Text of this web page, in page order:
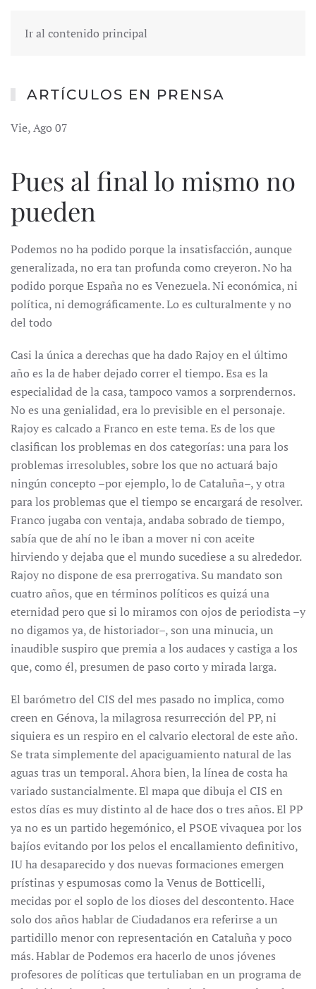
Ir al contenido principal
ARTÍCULOS EN PRENSA
Vie, Ago 07
Pues al final lo mismo no
pueden
Podemos no ha podido porque la insatisfacción, aunque
generalizada, no era tan profunda como creyeron. No ha
podido porque España no es Venezuela. Ni económica, ni
política, ni demográficamente. Lo es culturalmente y no
del todo
Casi la única a derechas que ha dado Rajoy en el último
año es la de haber dejado correr el tiempo. Esa es la
especialidad de la casa, tampoco vamos a sorprendernos.
No es una genialidad, era lo previsible en el personaje.
Rajoy es calcado a Franco en este tema. Es de los que
clasifican los problemas en dos categorías: una para los
problemas irresolubles, sobre los que no actuará bajo
ningún concepto –por ejemplo, lo de Cataluña–, y otra
para los problemas que el tiempo se encargará de resolver.
Franco jugaba con ventaja, andaba sobrado de tiempo,
sabía que de ahí no le iban a mover ni con aceite
hirviendo y dejaba que el mundo sucediese a su alrededor.
Rajoy no dispone de esa prerrogativa. Su mandato son
cuatro años, que en términos políticos es quizá una
eternidad pero que si lo miramos con ojos de periodista –y
no digamos ya, de historiador–, son una minucia, un
inaudible suspiro que premia a los audaces y castiga a los
que, como él, presumen de paso corto y mirada larga.
El barómetro del CIS del mes pasado no implica, como
creen en Génova, la milagrosa resurrección del PP, ni
siquiera es un respiro en el calvario electoral de este año.
Se trata simplemente del apaciguamiento natural de las
aguas tras un temporal. Ahora bien, la línea de costa ha
variado sustancialmente. El mapa que dibuja el CIS en
estos días es muy distinto al de hace dos o tres años. El PP
ya no es un partido hegemónico, el PSOE vivaquea por los
bajíos evitando por los pelos el encallamiento definitivo,
IU ha desaparecido y dos nuevas formaciones emergen
prístinas y espumosas como la Venus de Botticelli,
mecidas por el soplo de los dioses del descontento. Hace
solo dos años hablar de Ciudadanos era referirse a un
partidillo menor con representación en Cataluña y poco
más. Hablar de Podemos era hacerlo de unos jóvenes
profesores de políticas que tertuliaban en un programa de